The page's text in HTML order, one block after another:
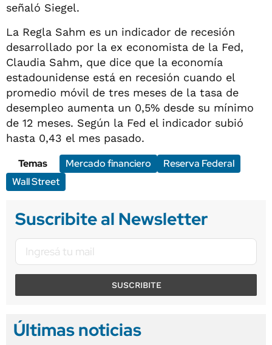
señaló Siegel.
La Regla Sahm es un indicador de recesión
desarrollado por la ex economista de la Fed,
Claudia Sahm, que dice que la economía
estadounidense está en recesión cuando el
promedio móvil de tres meses de la tasa de
desempleo aumenta un 0,5% desde su mínimo
de 12 meses. Según la Fed el indicador subió
hasta 0,43 el mes pasado.
Temas
Mercado financiero
Reserva Federal
Wall Street
Suscribite al Newsletter
SUSCRIBITE
Últimas noticias